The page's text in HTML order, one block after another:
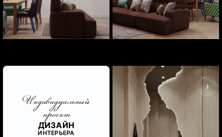
Индивидуальный
проект
ДИЗАЙН
ИНТЕРЬЕРА
›